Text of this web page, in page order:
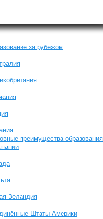
за рубежом
преимущества образования
Зеландия
Штаты Америки